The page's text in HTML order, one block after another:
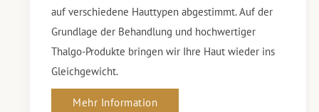
auf verschiedene Hauttypen abgestimmt. Auf der
Grundlage der Behandlung und hochwertiger
Thalgo-Produkte bringen wir Ihre Haut wieder ins
Gleichgewicht.
Mehr Information